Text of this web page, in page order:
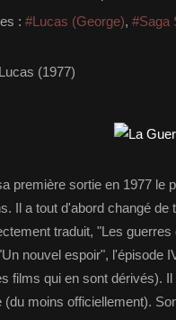
: #Lucas (George), #Saga
(1977)
première sortie en 1977 le
Il a tout d'abord changé
traduit, "Les
nouvel espoir", l'épisode
films qui en sont dérivés).
(du moins officiellement).